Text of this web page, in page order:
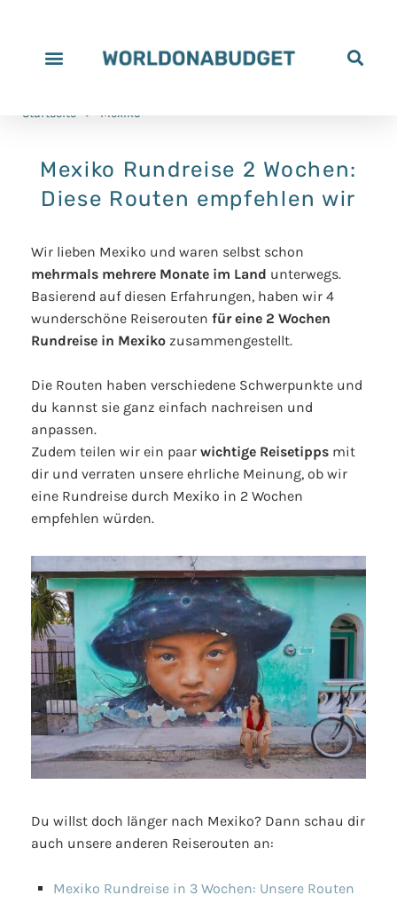
Startseite > Mexiko
Mexiko Rundreise 2 Wochen:
Diese Routen empfehlen wir
Wir lieben Mexiko und waren selbst schon
mehrmals mehrere Monate im Land unterwegs.
Basierend auf diesen Erfahrungen, haben wir 4
wunderschöne Reiserouten für eine 2 Wochen
Rundreise in Mexiko zusammengestellt.
Die Routen haben verschiedene Schwerpunkte und
du kannst sie ganz einfach nachreisen und
anpassen.
Zudem teilen wir ein paar wichtige Reisetipps mit
dir und verraten unsere ehrliche Meinung, ob wir
eine Rundreise durch Mexiko in 2 Wochen
empfehlen würden.
Du willst doch länger nach Mexiko? Dann schau dir
auch unsere anderen Reiserouten an:
Mexiko Rundreise in 3 Wochen: Unsere Routen